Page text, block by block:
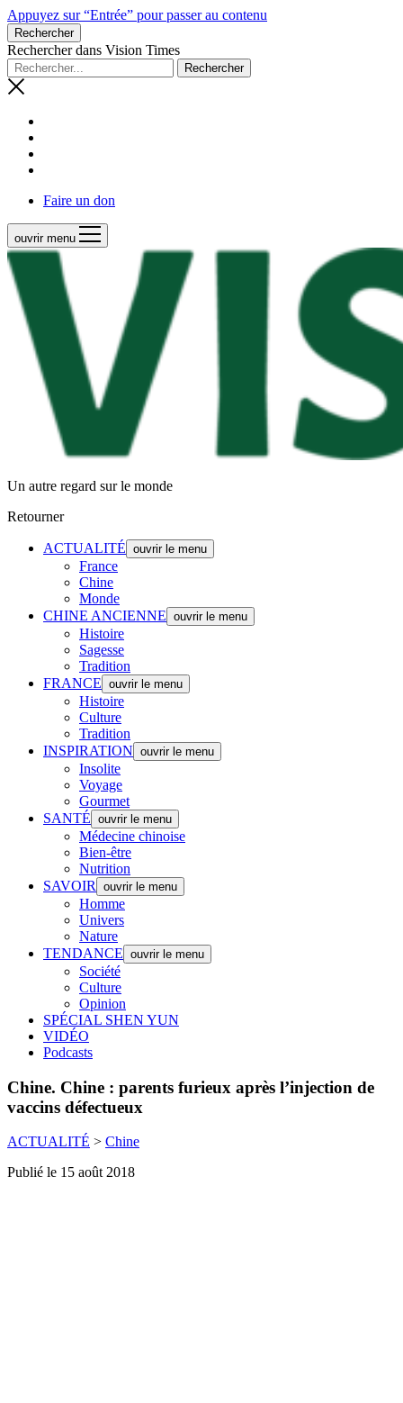
Appuyez sur “Entrée” pour passer au contenu
Rechercher
Rechercher dans Vision Times
Faire un don
ouvrir menu
Un autre regard sur le monde
Retourner
ACTUALITÉ ouvrir le menu
France
Chine
Monde
CHINE ANCIENNE ouvrir le menu
Histoire
Sagesse
Tradition
FRANCE ouvrir le menu
Histoire
Culture
Tradition
INSPIRATION ouvrir le menu
Insolite
Voyage
Gourmet
SANTÉ ouvrir le menu
Médecine chinoise
Bien-être
Nutrition
SAVOIR
ouvrir le menu
Homme
Univers
Nature
TENDANCE ouvrir le menu
Société
Culture
Opinion
SPÉCIAL SHEN YUN
VIDÉO
Podcasts
Chine. Chine : parents furieux après l’injection de
vaccins défectueux
ACTUALITÉ > Chine
Publié le 15 août 2018